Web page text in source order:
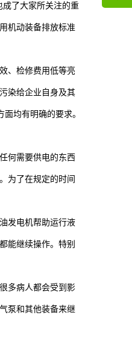
了大家所关注的重
机动装备排放标准
、检修费用低等亮
染给企业自身及其
均有明确的要求。
何需要供电的东西
为了在规定的时间
发电机帮助运行液
能继续操作。特别
多病人都会受到影
泵和其他装备来继